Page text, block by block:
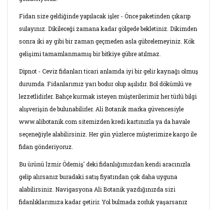
Fidan size geldiğinde yapılacak işler - Önce paketinden çıkarıp
sulayınız. Dikileceği zamana kadar gölgede bekletiniz. Dikimden
sonra iki ay gibi bir zaman geçmeden asla gübrelemeyiniz. Kök
gelişimi tamamlanmamış bir bitkiye gübre atılmaz.
Dipnot - Ceviz fidanları ticari anlamda iyi bir gelir kaynağı olmuş
durumda. Fidanlarımız yarı bodur olup aşılıdır. Bol dökümlü ve
lezzetlidirler. Bahçe kurmak isteyen müşterilerimiz her türlü bilgi
alışverişin de bulunabilirler. Ali Botanik marka güvencesiyle
www.alibotanik.com sitemizden kredi kartınızla ya da havale
seçeneğiyle alabilirsiniz. Her gün yüzlerce müşterimize kargo ile
fidan gönderiyoruz.
Bu ürünü İzmir Ödemiş' deki fidanlığımızdan kendi aracınızla
gelip alırsanız buradaki satış fiyatından çok daha uyguna
alabilirsiniz. Navigasyona Ali Botanik yazdığınızda sizi
fidanlıklarımıza kadar getirir. Yol bulmada zorluk yaşarsanız